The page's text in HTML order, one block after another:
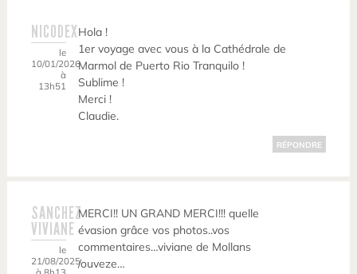
NICODEX
le
10/01/2026
à
13h51
Hola !
1er voyage avec vous à la Cathédrale de
Marmol de Puerto Rio Tranquilo !
Sublime !
Merci !
Claudie.
RÉPONDRE
SANCHEZ
VIVIANE
le
21/08/2025
MERCI!! UN GRAND MERCI!!! quelle
évasion grâce vos photos..vos
commentaires…viviane de Mollans
/ouveze…